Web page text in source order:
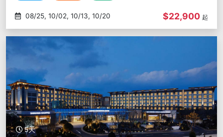
08/25, 10/02, 10/13, 10/20 $22,900 起
5天